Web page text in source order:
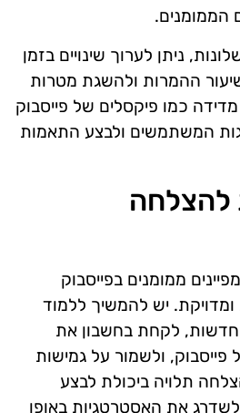
הממומנים.
ניתן לערוך שינויים בזמן
ההמרות ולהשגת מטרות
כמו פיקסלים של פייסבוק
המשתמשים ולבצע התאמות
להצלחה
ממומנים בפייסבוק
יש להמשיך ללמוד
לקחת בחשבון את
פייסבוק, ולשמור על גמישות
תלויה ביכולת לבצע
את האסטרטגיות באופן